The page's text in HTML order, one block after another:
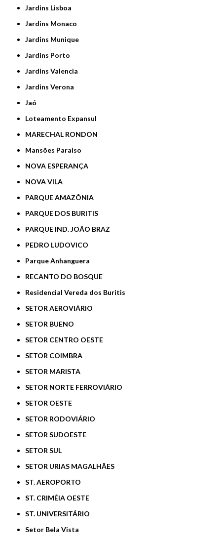
Jardins Lisboa
Jardins Monaco
Jardins Munique
Jardins Porto
Jardins Valencia
Jardins Verona
Jaó
Loteamento Expansul
MARECHAL RONDON
Mansões Paraiso
NOVA ESPERANÇA
NOVA VILA
PARQUE AMAZÔNIA
PARQUE DOS BURITIS
PARQUE IND. JOÃO BRAZ
PEDRO LUDOVICO
Parque Anhanguera
RECANTO DO BOSQUE
Residencial Vereda dos Buritis
SETOR AEROVIÁRIO
SETOR BUENO
SETOR CENTRO OESTE
SETOR COIMBRA
SETOR MARISTA
SETOR NORTE FERROVIÁRIO
SETOR OESTE
SETOR RODOVIÁRIO
SETOR SUDOESTE
SETOR SUL
SETOR URIAS MAGALHÃES
ST. AEROPORTO
ST. CRIMÉIA OESTE
ST. UNIVERSITÁRIO
Setor Bela Vista